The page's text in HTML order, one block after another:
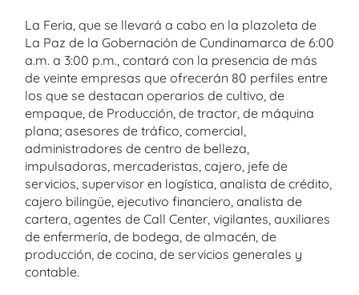
La Feria, que se llevará a cabo en la plazoleta de
La Paz de la Gobernación de Cundinamarca de 6:00
a.m. a 3:00 p.m., contará con la presencia de más
de veinte empresas que ofrecerán 80 perfiles entre
los que se destacan operarios de cultivo, de
empaque, de Producción, de tractor, de máquina
plana; asesores de tráfico, comercial,
administradores de centro de belleza,
impulsadoras, mercaderistas, cajero, jefe de
servicios, supervisor en logística, analista de crédito,
cajero bilingüe, ejecutivo financiero, analista de
cartera, agentes de Call Center, vigilantes, auxiliares
de enfermería, de bodega, de almacén, de
producción, de cocina, de servicios generales y
contable.